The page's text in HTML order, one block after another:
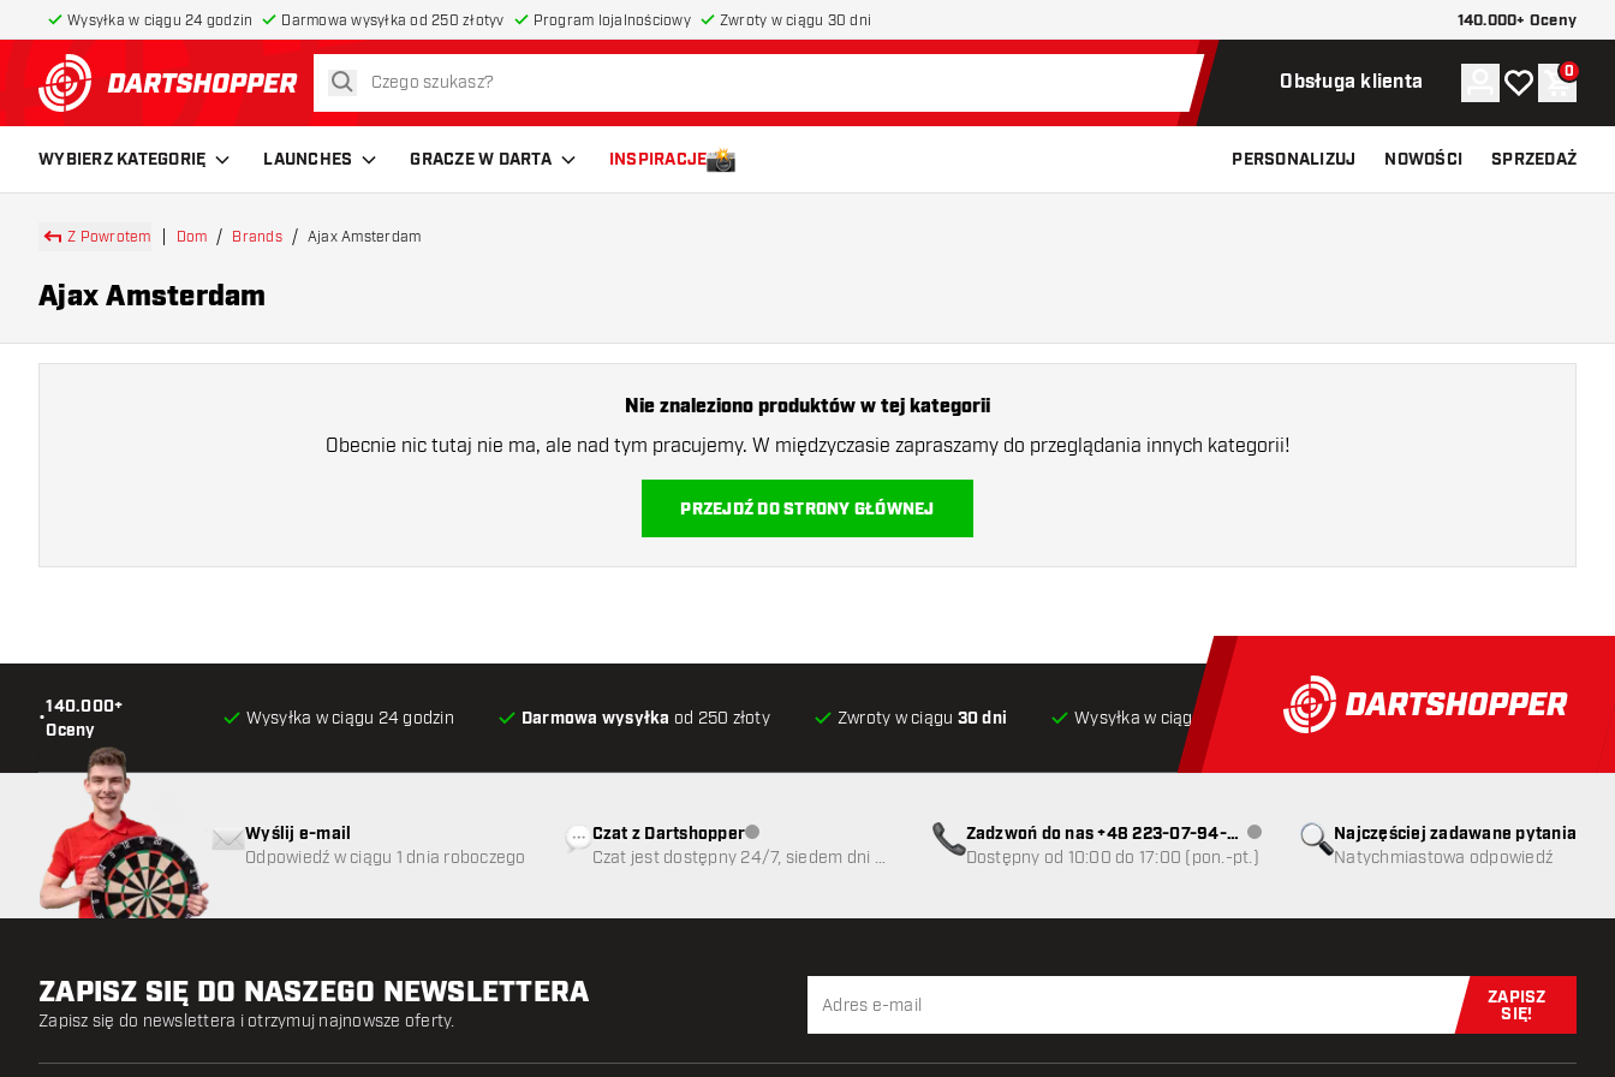
Wysyłka w ciągu 24 godzin Darmowa wysyłka od 250 złotyv Program lojalnościowy Zwroty w ciągu 30 dni 140.000+ Oceny
powrót do strony głównej
szukaj Obsługa klienta Konto
Moja listaKoszyk
0
WYBIERZ KATEGORIĘ LAUNCHES GRACZE W DARTA INSPIRACJE PERSONALIZUJ NOWOŚCI SPRZEDAŻ
Z Powrotem Dom Brands Ajax Amsterdam
Ajax Amsterdam
Nie znaleziono produktów w tej kategorii
Obecnie nic tutaj nie ma, ale nad tym pracujemy. W międzyczasie zapraszamy do przeglądania innych kategorii!
PRZEJDŹ DO STRONY GŁÓWNEJ
•
140.000+
Oceny
Wysyłka w ciągu 24 godzin Darmowa wysyłka od 250 złoty Zwroty w ciągu 30 dni Wysyłka w ciągu 24 godzin Darmowa wysyłka od 250 złoty
Najczęściej zadawane pytania
Natychmiastowa odpowiedź
Wyślij e-mail
Odpowiedź w ciągu 1 dnia roboczego
Czat z DartshopperObsługa klienta niedostępna
Czat jest dostępny 24/7, siedem dni w
Zadzwoń do nas +48 223-07-94-
89
Obsługa klienta niedostępna
Dostępny od 10:00 do 17:00 (pon.-pt.)
ZAPISZ SIĘ DO NASZEGO NEWSLETTERA
Zapisz się do newslettera i otrzymuj najnowsze oferty.
Zapisz się
ZAPISZ
SIĘ!